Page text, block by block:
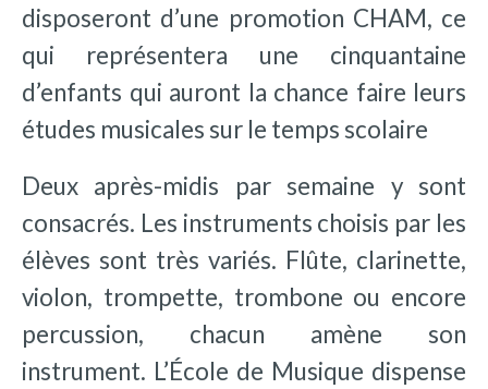
disposeront d’une promotion CHAM, ce
qui représentera une cinquantaine
d’enfants qui auront la chance faire leurs
études musicales sur le temps scolaire
Deux après-midis par semaine y sont
consacrés. Les instruments choisis par les
élèves sont très variés. Flûte, clarinette,
violon, trompette, trombone ou encore
percussion, chacun amène son
instrument. L’École de Musique dispense